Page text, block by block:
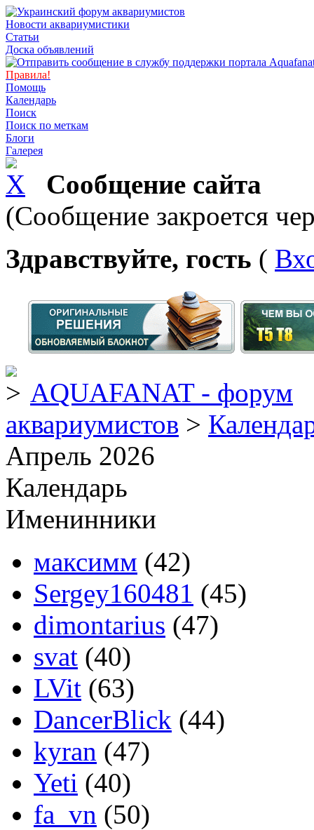
Новости аквариумистики
Статьи
Доска объявлений
Правила!
Помощь
Календарь
Поиск
Поиск по меткам
Блоги
Галерея
Сообщение сайта
(Сообщение закроется
Здравствуйте, гость (
AQUAFANAT - форум
аквариумистов >
Апрель 2026
Календарь
Именинники
максимм (42)
Sergey160481 (45)
dimontarius (47)
svat (40)
LVit (63)
DancerBlick (44)
kyran (47)
Yeti (40)
fa_vn (50)